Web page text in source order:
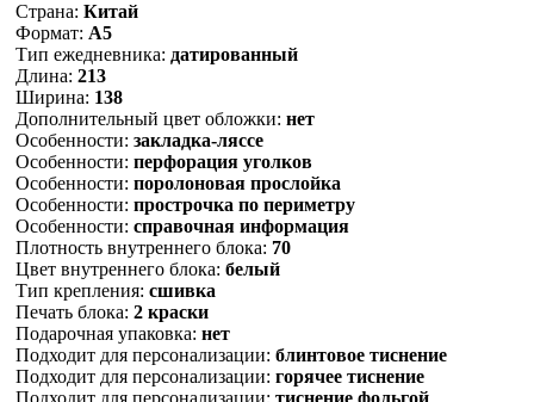
Страна: Китай
Формат: А5
Тип ежедневника: датированный
Длина: 213
Ширина: 138
Дополнительный цвет обложки: нет
Особенности: закладка-ляссе
Особенности: перфорация уголков
Особенности: поролоновая прослойка
Особенности: прострочка по периметру
Особенности: справочная информация
Плотность внутреннего блока: 70
Цвет внутреннего блока: белый
Тип крепления: сшивка
Печать блока: 2 краски
Подарочная упаковка: нет
Подходит для персонализации: блинтовое тиснение
Подходит для персонализации: горячее тиснение